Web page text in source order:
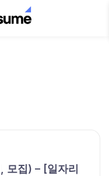
모집) – [일자리